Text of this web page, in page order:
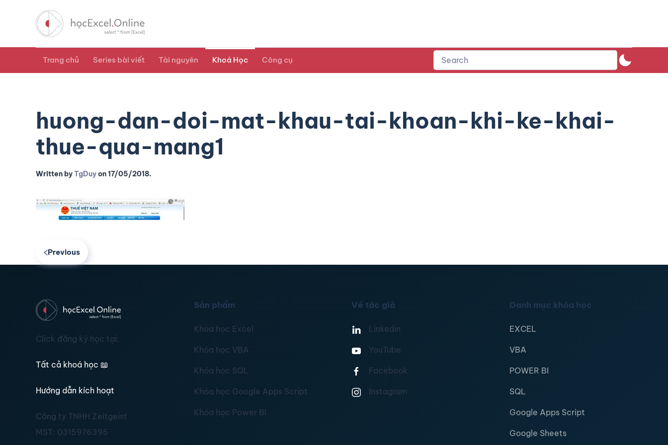
Trang chủ Series bài viết Tài nguyên Khoá Học Công cụ
huong-dan-doi-mat-khau-tai-khoan-khi-ke-khai-
thue-qua-mang1
Written byTgDuyon17/05/2018.
Previous
Click đăng ký học tại:
Tất cả khoá học 📖
Hướng dẫn kích hoạt
Công ty TNHH Zeitgeist
MST: 0315976395
Sản phẩm
Khóa học Excel
Khóa học VBA
Khóa học SQL
Khóa học Google Apps Script
Khóa học Power BI
Về tác giả
Linkedin
YouTube
Facebook
Instagram
Danh mục khóa học
EXCEL
VBA
POWER BI
SQL
Google Apps Script
Google Sheets